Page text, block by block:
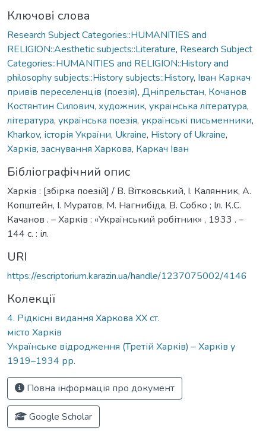
Ключові слова
Research Subject Categories::HUMANITIES and
RELIGION::Aesthetic subjects::Literature, Research Subject
Categories::HUMANITIES and RELIGION::History and
philosophy subjects::History subjects::History, Іван Каркач
привів переселенців (поезія), Дніпрельстан, Кочанов
Костянтин Силович, художник, українська література,
література, українська поезія, українські письменники,
Kharkov, історія України, Ukraine, History of Ukraine,
Харків, заснування Харкова, Каркач Іван
Бібліографічний опис
Харків : [збірка поезій] / В. Вітковський, І. Калянник, А.
Копштейн, І. Муратов, М. Нагнибіда, В. Собко ; Іл. К.С.
Качанов . – Харків : «Український робітник» , 1933 . –
144 с. : іл.
URI
https://escriptorium.karazin.ua/handle/1237075002/4146
Колекції
4. Рідкісні видання Харкова ХХ ст.
місто Харків
Українське відродження (Третій Харків) – Харків у
1919–1934 рр.
Повна інформація про документ
Google Scholar